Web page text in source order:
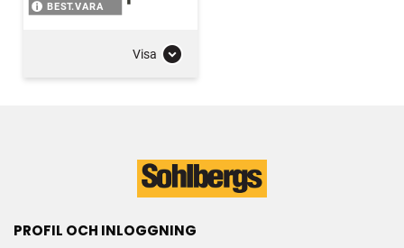
BEST.VARA
Visa
PROFIL OCH INLOGGNING